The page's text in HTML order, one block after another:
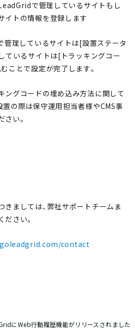
で管理しているサイトもし
イトの情報を登録します
理しているサイトは[設置ステータ
ているサイトは[トラッキングコー
ことで設定が完了します。
グコードの埋め込み方法に関して
置の際は保守運用担当者様やCMS事
い。
ましては、弊社サポートチームま
さい。
contact
にWeb行動履歴機能がリリースされました